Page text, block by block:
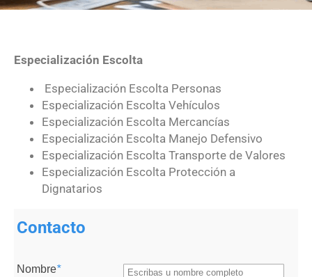
Especialización Escolta
Especialización Escolta Personas
Especialización Escolta Vehículos
Especialización Escolta Mercancías
Especialización Escolta Manejo Defensivo
Especialización Escolta Transporte de Valores
Especialización Escolta Protección a
Dignatarios
Contacto
Nombre*